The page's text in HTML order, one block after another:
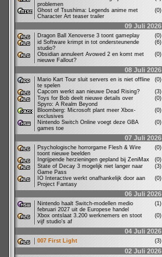
problemen
Ghost of Tsushima: Legends anime met
Character Art teaser trailer
(0)
09 Juli 2026
Dragon Ball Xenoverse 3 toont gameplay
(0)
id Software krimpt in tot ondersteunende
studio?
(6)
Obsidian annuleert Avowed 2 en komt met
nieuwe Fallout?
(0)
08 Juli 2026
Mario Kart Tour sluit servers en is niet offline
te spelen
(0)
Capcom werkt aan nieuwe Dead Rising?
(3)
Toys for Bob deelt nieuwe details over
Spyro: A Realm Beyond
(0)
Bloomberg: Microsoft plant meer Xbox-
exclusives
(0)
Nintendo Switch Online voegt deze GBA
games toe
(0)
07 Juli 2026
Psychologische horrorgame Flesh & Wire
toont nieuwe beelden
(0)
Ingrijpende herzieningen gepland bij ZeniMax
(0)
State of Decay 3 mogelijk niet langer naar
Game Pass
(3)
IO Interactive werkt onafhankelijk door aan
Project Fantasy
(0)
06 Juli 2026
Nintendo haalt Switch-modellen medio
februari 2027 uit de Europese handel
(1)
Xbox ontslaat 3.200 werknemers en stoot
vijf studio's af
(0)
04 Juli 2026
007 First Light (3)
02 Juli 2026